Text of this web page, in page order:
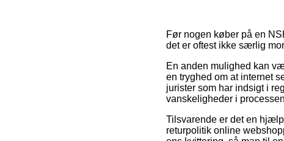
Før nogen køber på en
det er oftest ikke særlig
En anden mulighed kan
en tryghed om at internet
jurister som har indsigt i
vanskeligheder i
Tilsvarende er det en
returpolitik online